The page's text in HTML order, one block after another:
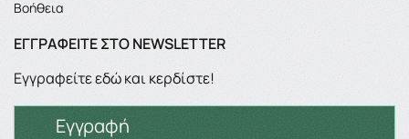
Βοήθεια
ΕΓΓΡΑΦΕΊΤΕ ΣΤΟ NEWSLETTER
Εγγραφείτε εδώ και κερδίστε!
Εγγραφή